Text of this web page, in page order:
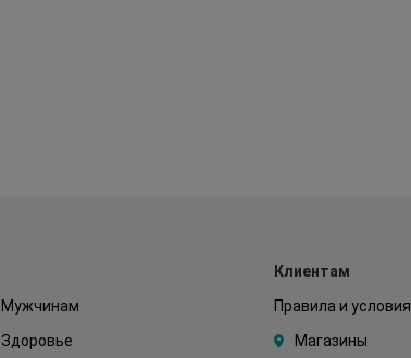
Мужчинам
Здоровье
Клиентам
Правила и условия
Магазины